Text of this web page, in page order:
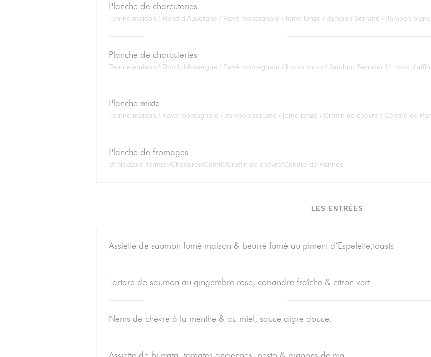
Planche de charcuteries
Terrine maison / Rond d’Auvergne / Pavé montagnard / lomo lonzo / Jambon Serrano / Jambon blanc
Planche de charcuteries
Terrine maison / Rond d’Auvergne / Pavé montagnard / Lomo lonzo / Jambon Serrano 14 mois
Planche mixte
Terrine maison / Pavé montagnard / Jambon serrano / lomo lonzo / Crottin de chèvre / Cendré de
Planche de fromages
St Nectaire fermier/Chaource/Comté/Crottin de chèvre/Cendré de Pannes
LES ENTRÉES
Assiette de saumon fumé maison & beurre fumé au piment d’Espelette,toasts
Tartare de saumon au gingembre rose, coriandre fraîche & citron vert.
Nems de chèvre à la menthe & au miel, sauce aigre douce.